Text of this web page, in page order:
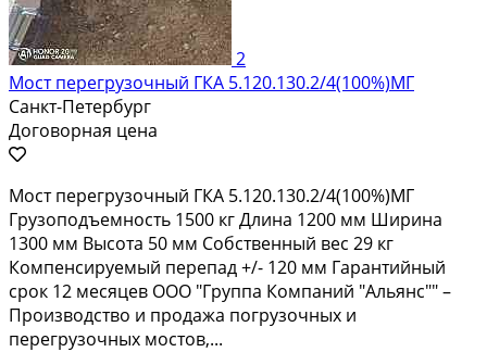
2
Мост перегрузочный ГКА 5.120.130.2/4(100%)МГ
Санкт-Петербург
Договорная цена
Мост перегрузочный ГКА 5.120.130.2/4(100%)МГ
Грузоподъемность 1500 кг Длина 1200 мм Ширина
1300 мм Высота 50 мм Собственный вес 29 кг
Компенсируемый перепад +/- 120 мм Гарантийный
срок 12 месяцев ООО "Группа Компаний "Альянс"" –
Производство и продажа погрузочных и
перегрузочных мостов,...